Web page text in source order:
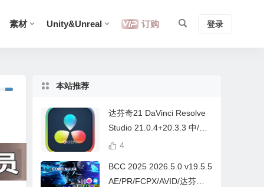
素材 Unity&Unreal 订购 登录
本站推荐
达芬奇21 DaVinci Resolve
Studio 21.0.4+20.3.3 中/英
文 Win/Mac
4
BCC 2025 2026.5.0 v19.5.5
AE/PR/FCPX/AVID/达芬奇